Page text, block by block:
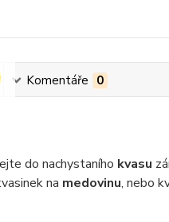
Komentáře 0
do nachystaního kvasu
na medovinu, nebo